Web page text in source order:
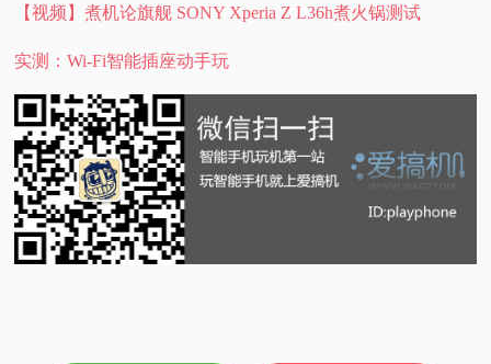
【视频】煮机论旗舰 SONY Xperia Z L36h煮火锅测试
实测：Wi-Fi智能插座动手玩